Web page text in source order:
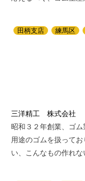
田柄支店 練馬区
三洋精工 株式会社
昭和３２年創業、ゴム
用途のゴムを扱って
い、こんなもの作れ